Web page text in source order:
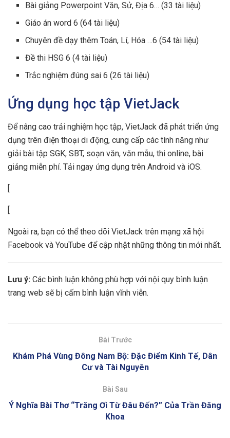
Bài giảng Powerpoint Văn, Sử, Địa 6… (33 tài liệu)
Giáo án word 6 (64 tài liệu)
Chuyên đề dạy thêm Toán, Lí, Hóa …6 (54 tài liệu)
Đề thi HSG 6 (4 tài liệu)
Trắc nghiệm đúng sai 6 (26 tài liệu)
Ứng dụng học tập VietJack
Để nâng cao trải nghiệm học tập, VietJack đã phát triển ứng
dụng trên điện thoại di động, cung cấp các tính năng như
giải bài tập SGK, SBT, soạn văn, văn mẫu, thi online, bài
giảng miễn phí. Tải ngay ứng dụng trên Android và iOS.
[
[
Ngoài ra, bạn có thể theo dõi VietJack trên mạng xã hội
Facebook và YouTube để cập nhật những thông tin mới nhất.
Lưu ý: Các bình luận không phù hợp với nội quy bình luận
trang web sẽ bị cấm bình luận vĩnh viễn.
Bài Trước
Khám Phá Vùng Đông Nam Bộ: Đặc Điểm Kinh Tế, Dân
Cư và Tài Nguyên
Bài Sau
Ý Nghĩa Bài Thơ “Trăng Ơi Từ Đâu Đến?” Của Trần Đăng
Khoa